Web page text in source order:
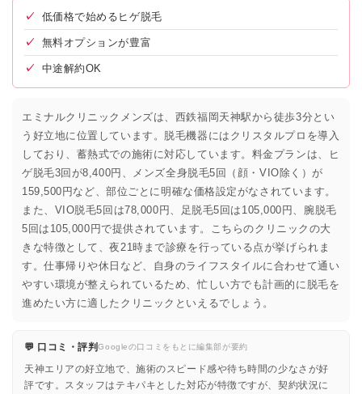
✓ 低価格で始めるヒゲ脱毛
✓ 無料オプションが豊富
✓ 中途解約OK
エミナルクリニックメンズは、西鉄福岡天神駅から徒歩3分とい
う好立地に位置しています。脱毛機器にはクリスタルプロを導入
しており、蓄熱式での施術に対応しています。料金プランは、ヒ
ゲ脱毛3回が8,400円、メンズ全身脱毛5回（顔・VIO除く）が
159,500円など、部位ごとに明確な価格設定がなされています。
また、VIO脱毛5回は78,000円、足脱毛5回は105,000円、腕脱毛
5回は105,000円で提供されています。こちらのクリニックの大
きな特徴として、夜21時まで診療を行っている点が挙げられま
す。仕事帰りや休日など、自身のライフスタイルに合わせて通い
やすい環境が整えられているため、忙しい方でも計画的に脱毛を
進めたい方に適したクリニックといえるでしょう。
💬 口コミ・評判Googleの口コミをもとに編集部が要約
天神エリアの好立地で、施術のスピード感や待ち時間の少なさが好
評です。スタッフはテキパキとした対応が特徴ですが、契約状況に